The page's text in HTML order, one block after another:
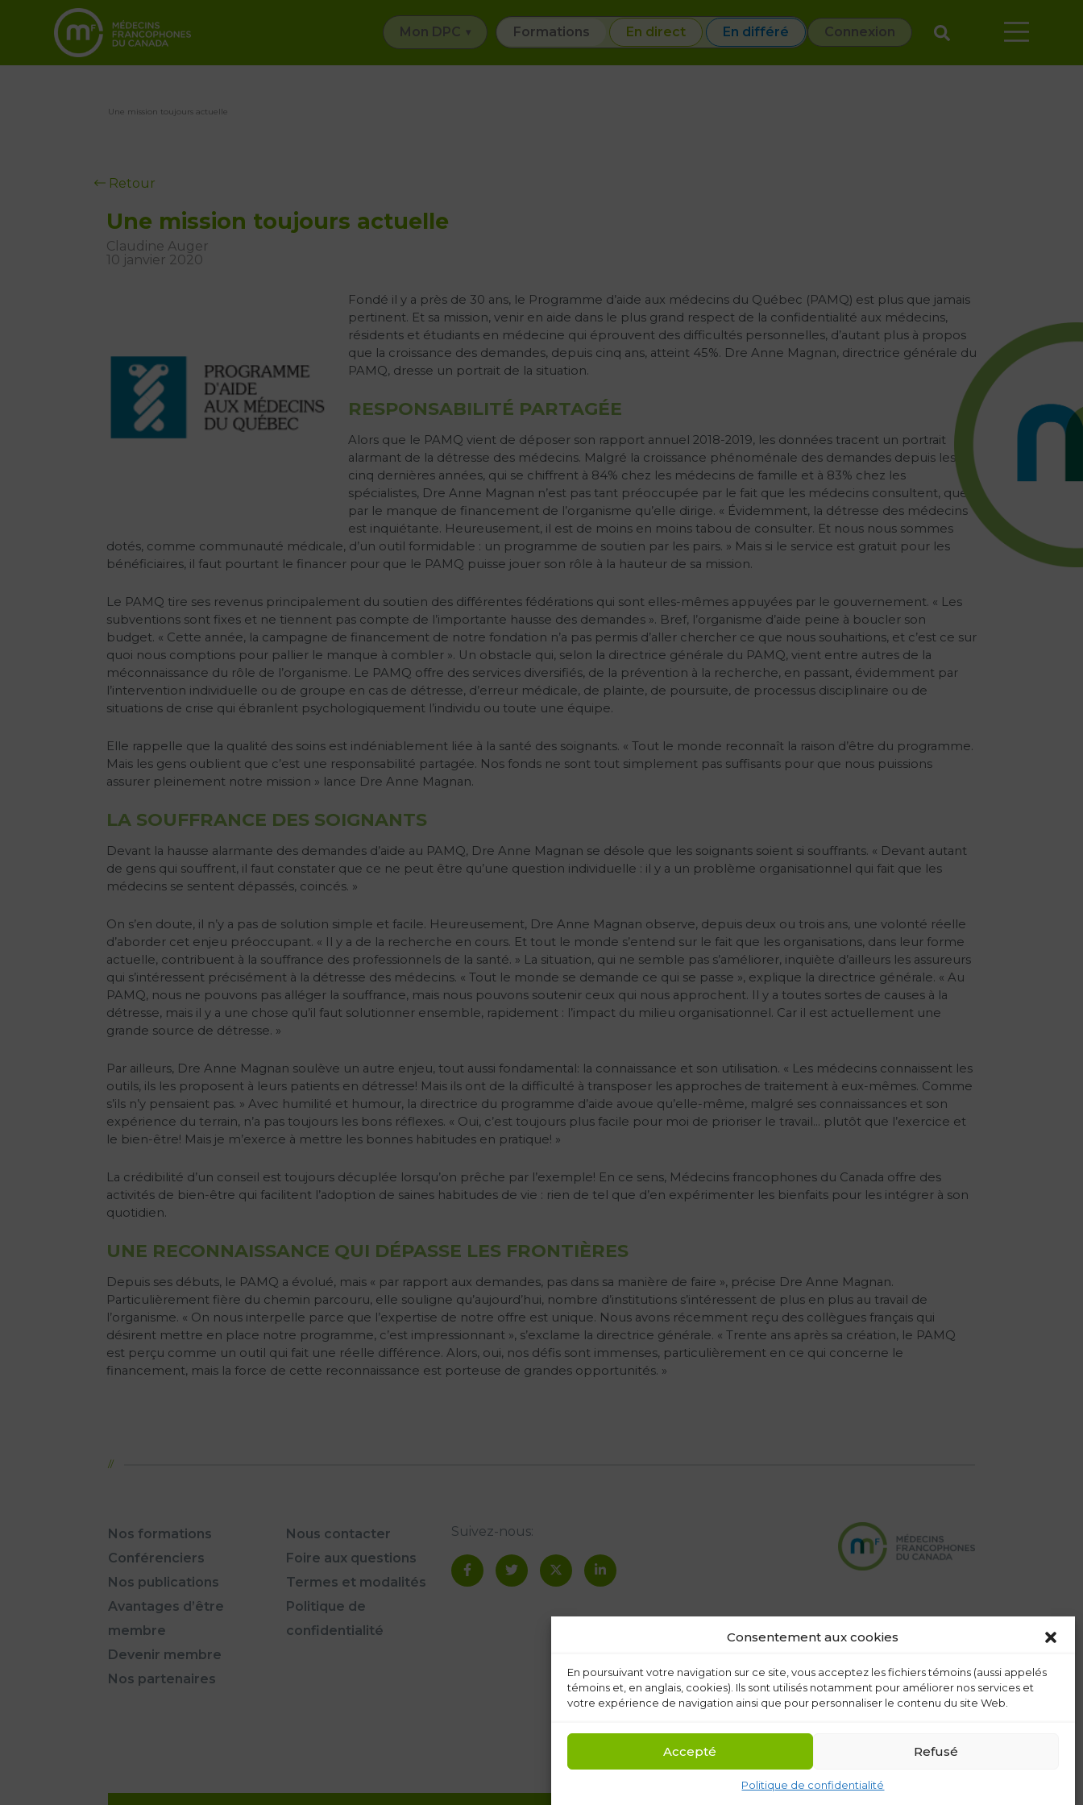
Consentement aux cookies
En poursuivant votre navigation sur ce site, vous acceptez les fichiers témoins (aussi appelés
témoins et, en anglais, cookies). Ils sont utilisés notamment pour améliorer nos services et
votre expérience de navigation ainsi que pour personnaliser le contenu du site Web.
Accepté Refusé
Politique de confidentialité
Mon DPC Formations En direct En différé Connexion
Une mission toujours actuelle
Retour
Une mission toujours actuelle
Claudine Auger
10 janvier 2020
Fondé il y a près de 30 ans, le Programme d’aide aux médecins du Québec (PAMQ) est plus que jamais
pertinent. Et sa mission, venir en aide dans le plus grand respect de la confidentialité aux médecins,
résidents et étudiants en médecine qui éprouvent des difficultés personnelles, d’autant plus à propos
que la croissance des demandes, depuis cinq ans, atteint 45%. Dre Anne Magnan, directrice générale du
PAMQ, dresse un portrait de la situation.
RESPONSABILITÉ PARTAGÉE
Alors que le PAMQ vient de déposer son rapport annuel 2018-2019, les données tracent un portrait
alarmant de la détresse des médecins. Malgré la croissance phénoménale des demandes depuis les
cinq dernières années, qui se chiffrent à 84% chez les médecins de famille et à 83% chez les
spécialistes, Dre Anne Magnan n’est pas tant préoccupée par le fait que les médecins consultent, que
par le manque de financement de l’organisme qu’elle dirige. « Évidemment, la détresse des médecins
est inquiétante. Heureusement, il est de moins en moins tabou de consulter. Et nous nous sommes
dotés, comme communauté médicale, d’un outil formidable : un programme de soutien par les pairs. » Mais si le service est gratuit pour les
bénéficiaires, il faut pourtant le financer pour que le PAMQ puisse jouer son rôle à la hauteur de sa mission.
Le PAMQ tire ses revenus principalement du soutien des différentes fédérations qui sont elles-mêmes appuyées par le gouvernement. « Les
subventions sont fixes et ne tiennent pas compte de l’importante hausse des demandes ». Bref, l’organisme d’aide peine à boucler son
budget. « Cette année, la campagne de financement de notre fondation n’a pas permis d’aller chercher ce que nous souhaitions, et c’est ce sur
quoi nous comptions pour pallier le manque à combler ». Un obstacle qui, selon la directrice générale du PAMQ, vient entre autres de la
méconnaissance du rôle de l’organisme. Le PAMQ offre des services diversifiés, de la prévention à la recherche, en passant, évidemment par
l’intervention individuelle ou de groupe en cas de détresse, d’erreur médicale, de plainte, de poursuite, de processus disciplinaire ou de
situations de crise qui ébranlent psychologiquement l’individu ou toute une équipe.
Elle rappelle que la qualité des soins est indéniablement liée à la santé des soignants. « Tout le monde reconnaît la raison d’être du programme.
Mais les gens oublient que c’est une responsabilité partagée. Nos fonds ne sont tout simplement pas suffisants pour que nous puissions
assurer pleinement notre mission » lance Dre Anne Magnan.
LA SOUFFRANCE DES SOIGNANTS
Devant la hausse alarmante des demandes d’aide au PAMQ, Dre Anne Magnan se désole que les soignants soient si souffrants. « Devant autant
de gens qui souffrent, il faut constater que ce ne peut être qu’une question individuelle : il y a un problème organisationnel qui fait que les
médecins se sentent dépassés, coincés. »
On s’en doute, il n’y a pas de solution simple et facile. Heureusement, Dre Anne Magnan observe, depuis deux ou trois ans, une volonté réelle
d’aborder cet enjeu préoccupant. « Il y a de la recherche en cours. Et tout le monde s’entend sur le fait que les organisations, dans leur forme
actuelle, contribuent à la souffrance des professionnels de la santé. » La situation, qui ne semble pas s’améliorer, inquiète d’ailleurs les assureurs
qui s’intéressent précisément à la détresse des médecins. « Tout le monde se demande ce qui se passe », explique la directrice générale. « Au
PAMQ, nous ne pouvons pas alléger la souffrance, mais nous pouvons soutenir ceux qui nous approchent. Il y a toutes sortes de causes à la
détresse, mais il y a une chose qu’il faut solutionner ensemble, rapidement : l’impact du milieu organisationnel. Car il est actuellement une
grande source de détresse. »
Par ailleurs, Dre Anne Magnan soulève un autre enjeu, tout aussi fondamental: la connaissance et son utilisation. « Les médecins connaissent les
outils, ils les proposent à leurs patients en détresse! Mais ils ont de la difficulté à transposer les approches de traitement à eux-mêmes. Comme
s’ils n’y pensaient pas. » Avec humilité et humour, la directrice du programme d’aide avoue qu’elle-même, malgré ses connaissances et son
expérience du terrain, n’a pas toujours les bons réflexes. « Oui, c’est toujours plus facile pour moi de prioriser le travail… plutôt que l’exercice et
le bien-être! Mais je m’exerce à mettre les bonnes habitudes en pratique! »
La crédibilité d’un conseil est toujours décuplée lorsqu’on prêche par l’exemple! En ce sens, Médecins francophones du Canada offre des
activités de bien-être qui facilitent l’adoption de saines habitudes de vie : rien de tel que d’en expérimenter les bienfaits pour les intégrer à son
quotidien.
UNE RECONNAISSANCE QUI DÉPASSE LES FRONTIÈRES
Depuis ses débuts, le PAMQ a évolué, mais « par rapport aux demandes, pas dans sa manière de faire », précise Dre Anne Magnan.
Particulièrement fière du chemin parcouru, elle souligne qu’aujourd’hui, nombre d’institutions s’intéressent de plus en plus au travail de
l’organisme. « On nous interpelle parce que l’expertise de notre offre est unique. Nous avons récemment reçu des collègues français qui
désirent mettre en place notre programme, c’est impressionnant », s’exclame la directrice générale. « Trente ans après sa création, le PAMQ
est perçu comme un outil qui fait une réelle différence. Alors, oui, nos défis sont immenses, particulièrement en ce qui concerne le
financement, mais la force de cette reconnaissance est porteuse de grandes opportunités. »
Nos formations
Conférenciers
Nos publications
Avantages d’être
membre
Devenir membre
Nos partenaires
Nous contacter
Foire aux questions
Termes et modalités
Politique de
confidentialité
Suivez-nous: